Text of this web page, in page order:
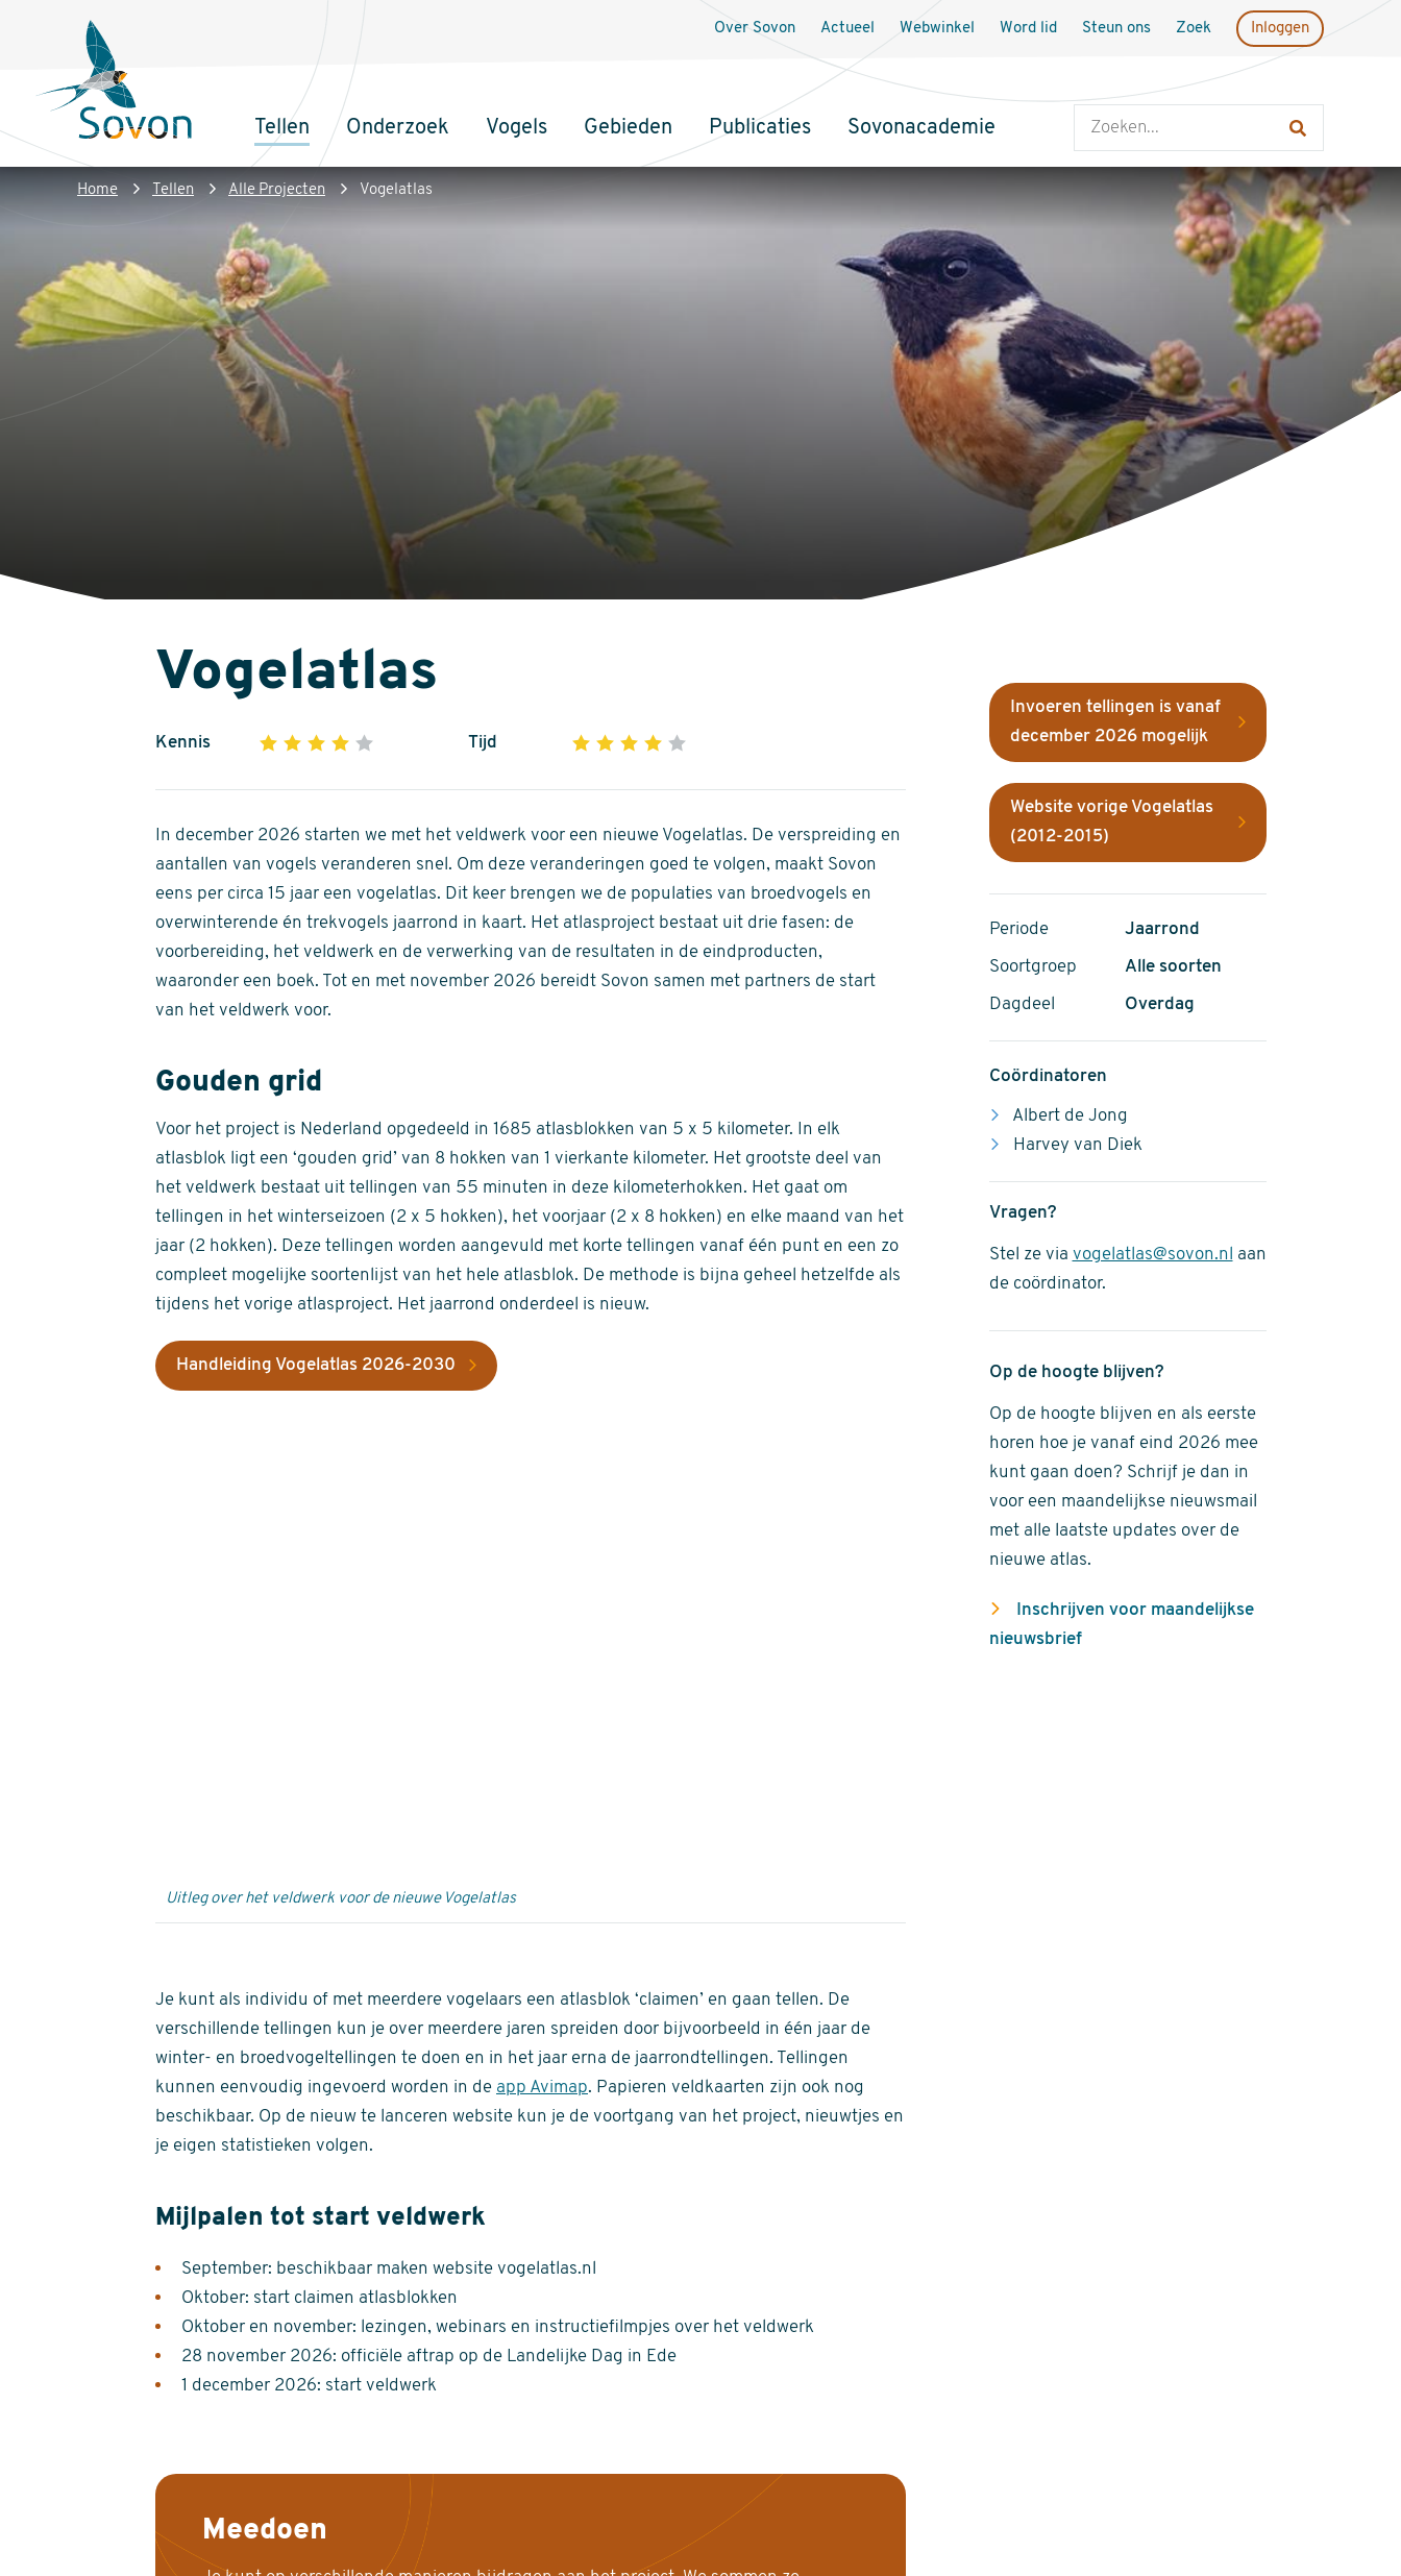
inhoud
Sovon
Homepage
Hoofdnavigatie
Tellen Onderzoek Vogels Gebieden Publicaties Sovonacademie
Over Sovon Actueel Webwinkel Word lid Steun ons Zoek Inloggen
Kruimelpad
Home Tellen Alle Projecten Vogelatlas
Vogelatlas
Kennis 1 2 3 4
of
5
stars
Tijd 1 2 3 4
of
5
stars
In december 2026 starten we met het veldwerk voor een nieuwe Vogelatlas. De verspreiding en
aantallen van vogels veranderen snel. Om deze veranderingen goed te volgen, maakt Sovon
eens per circa 15 jaar een vogelatlas. Dit keer brengen we de populaties van broedvogels en
overwinterende én trekvogels jaarrond in kaart. Het atlasproject bestaat uit drie fasen: de
voorbereiding, het veldwerk en de verwerking van de resultaten in de eindproducten,
waaronder een boek. Tot en met november 2026 bereidt Sovon samen met partners de start
van het veldwerk voor.
Gouden grid
Voor het project is Nederland opgedeeld in 1685 atlasblokken van 5 x 5 kilometer. In elk
atlasblok ligt een ‘gouden grid’ van 8 hokken van 1 vierkante kilometer. Het grootste deel van
het veldwerk bestaat uit tellingen van 55 minuten in deze kilometerhokken. Het gaat om
tellingen in het winterseizoen (2 x 5 hokken), het voorjaar (2 x 8 hokken) en elke maand van het
jaar (2 hokken). Deze tellingen worden aangevuld met korte tellingen vanaf één punt en een zo
compleet mogelijke soortenlijst van het hele atlasblok. De methode is bijna geheel hetzelfde als
tijdens het vorige atlasproject. Het jaarrond onderdeel is nieuw.
Handleiding Vogelatlas 2026-2030
Uitleg over het veldwerk voor de nieuwe Vogelatlas
Je kunt als individu of met meerdere vogelaars een atlasblok ‘claimen’ en gaan tellen. De
verschillende tellingen kun je over meerdere jaren spreiden door bijvoorbeeld in één jaar de
winter- en broedvogeltellingen te doen en in het jaar erna de jaarrondtellingen. Tellingen
kunnen eenvoudig ingevoerd worden in de app Avimap. Papieren veldkaarten zijn ook nog
beschikbaar. Op de nieuw te lanceren website kun je de voortgang van het project, nieuwtjes en
je eigen statistieken volgen.
Mijlpalen tot start veldwerk
September: beschikbaar maken website vogelatlas.nl
Oktober: start claimen atlasblokken
Oktober en november: lezingen, webinars en instructiefilmpjes over het veldwerk
28 november 2026: officiële aftrap op de Landelijke Dag in Ede
1 december 2026: start veldwerk
Meedoen
Invoeren tellingen is vanaf
december 2026 mogelijk
Website vorige Vogelatlas
(2012-2015)
Periode Jaarrond
Soortgroep Alle soorten
Dagdeel Overdag
Coördinatoren
Albert de Jong
Harvey van Diek
Vragen?
Stel ze via vogelatlas@sovon.nl
aan
de coördinator.
Op de hoogte blijven?
Op de hoogte blijven en als eerste
horen hoe je vanaf eind 2026 mee
kunt gaan doen? Schrijf je dan in
voor een maandelijkse nieuwsmail
met alle laatste updates over de
nieuwe atlas.
Inschrijven voor maandelijkse
nieuwsbrief